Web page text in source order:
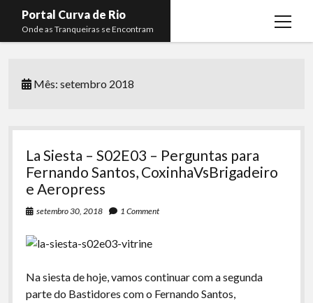
Portal Curva de Rio
Onde as Tranqueiras se Encontram
open
menu
Curva de Rio
Komos
La Siesta Podcast
Boca do Lixo
Rachão na Beira do RIo
Papo Tranqueira
Membros
Lucas Oliveira
Kaique Xavier
Mateus Mantoan
Rafael Almeida
Mês:setembro 2018
La Siesta – S02E03 – Perguntas para
Fernando Santos, CoxinhaVsBrigadeiro
e Aeropress
setembro 30, 2018 1 Comment
Na siesta de hoje, vamos continuar com a segunda
parte do Bastidores com o Fernando Santos,